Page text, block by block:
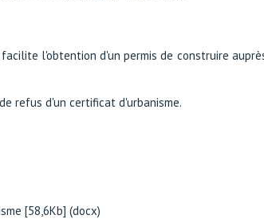
l'obtention d'un permis de construire
refus d'un certificat d'urbanisme.
[58,6Kb] (docx)